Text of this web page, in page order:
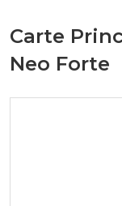
Carte
Neo Forte